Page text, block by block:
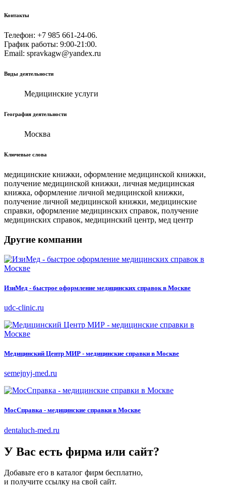
Контакты
Телефон: +7 985 661-24-06.
График работы: 9:00-21:00.
Email: spravkagw@yandex.ru
Виды деятельности
Медицинские услуги
География деятельности
Москва
Ключевые слова
медицинские книжки, оформление медицинской книжки,
получение медицинской книжки, личная медицинская
книжка, оформление личной медицинской книжки,
получение личной медицинской книжки, медицинские
справки, оформление медицинских справок, получение
медицинских справок, медицинский центр, мед центр
Другие компании
ИзиМед - быстрое оформление медицинских справок в Москве
udc-clinic.ru
Медицинский Центр МИР - медицинские справки в Москве
semejnyj-med.ru
МосСправка - медицинские справки в Москве
dentaluch-med.ru
У Вас есть фирма или сайт?
Добавьте его в каталог фирм бесплатно,
и получите ссылку на свой сайт.